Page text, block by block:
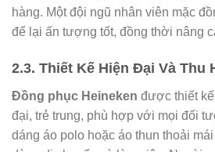
hàng. Một đội ngũ nhân viên mặc
để lại ấn tượng tốt, đồng thời nâng
2.3. Thiết Kế Hiện Đại Và Thu
Đồng phục Heineken được thiết
đại, trẻ trung, phù hợp với mọi đối
dáng áo polo hoặc áo thun thoải